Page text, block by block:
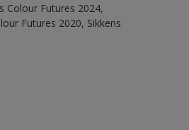
Colour Futures 2024,
Futures 2020, Sikkens